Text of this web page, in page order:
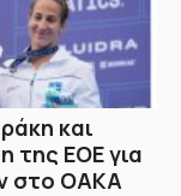
και
της ΕΟΕ για
στο ΟΑΚΑ